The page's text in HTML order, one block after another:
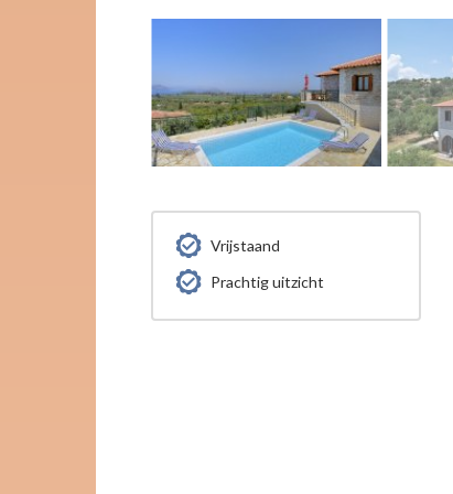
Vrijstaand
Prachtig uitzicht